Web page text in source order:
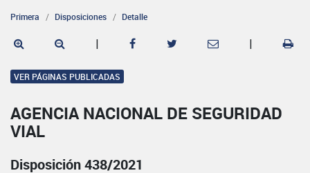
Primera Disposiciones Detalle
| |
VER PÁGINAS PUBLICADAS
AGENCIA NACIONAL DE SEGURIDAD
VIAL
Disposición 438/2021